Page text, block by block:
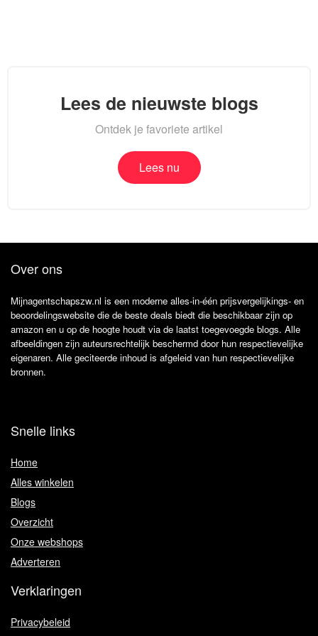
Lees de nieuwste blogs
Ontdek je favoriete artikel
Lees nu
Over ons
Mijnagentschapszw.nl is een moderne alles-in-één prijsvergelijkings- en
beoordelingswebsite die de beste deals biedt die beschikbaar zijn op
amazon en u op de hoogte houdt via de laatst toegevoegde blogs. Alle
afbeeldingen zijn auteursrechtelijk beschermd door hun respectievelijke
eigenaren. Alle geciteerde inhoud is afgeleid van hun respectievelijke
bronnen.
Snelle links
Home
Alles winkelen
Blogs
Overzicht
Onze webshops
Adverteren
Verklaringen
Privacybeleid